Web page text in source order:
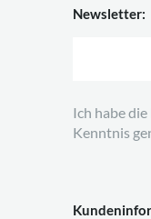
Newsletter:
Ich habe die
Kenntnis